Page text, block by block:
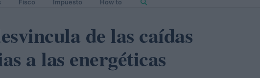
Fisco Impuesto How to
de las caídas
a las energéticas